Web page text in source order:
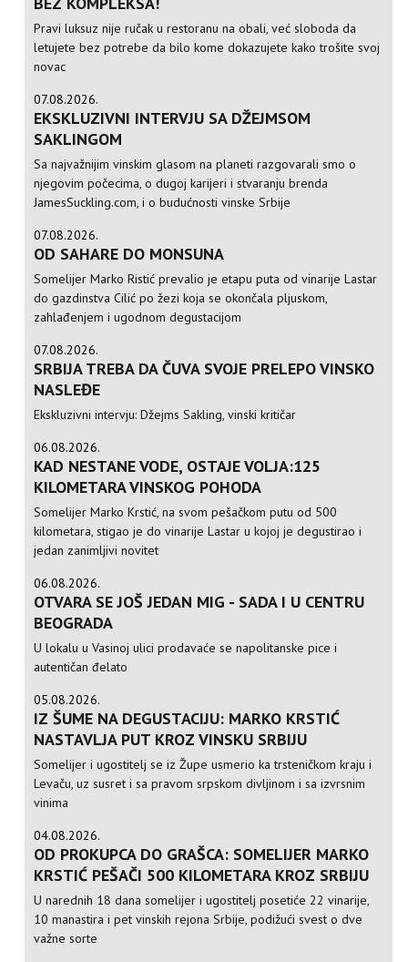
Pravi luksuz nije ručak u restoranu na obali, već sloboda da
letujete bez potrebe da bilo kome dokazujete kako trošite svoj
novac
07.08.2026.
EKSKLUZIVNI INTERVJU SA DŽEJMSOM
SAKLINGOM
Sa najvažnijim vinskim glasom na planeti razgovarali smo o
njegovim počecima, o dugoj karijeri i stvaranju brenda
JamesSuckling.com, i o budućnosti vinske Srbije
07.08.2026.
OD SAHARE DO MONSUNA
Somelijer Marko Ristić prevalio je etapu puta od vinarije Lastar
do gazdinstva Cilić po žezi koja se okončala pljuskom,
zahlađenjem i ugodnom degustacijom
07.08.2026.
SRBIJA TREBA DA ČUVA SVOJE PRELEPO VINSKO
NASLEĐE
Ekskluzivni intervju: Džejms Sakling, vinski kritičar
06.08.2026.
KAD NESTANE VODE, OSTAJE VOLJA:125
KILOMETARA VINSKOG POHODA
Somelijer Marko Krstić, na svom pešačkom putu od 500
kilometara, stigao je do vinarije Lastar u kojoj je degustirao i
jedan zanimljivi novitet
06.08.2026.
OTVARA SE JOŠ JEDAN MIG - SADA I U CENTRU
BEOGRADA
U lokalu u Vasinoj ulici prodavaće se napolitanske pice i
autentičan đelato
05.08.2026.
IZ ŠUME NA DEGUSTACIJU: MARKO KRSTIĆ
NASTAVLJA PUT KROZ VINSKU SRBIJU
Somelijer i ugostitelj se iz Župe usmerio ka trsteničkom kraju i
Levaču, uz susret i sa pravom srpskom divljinom i sa izvrsnim
vinima
04.08.2026.
OD PROKUPCA DO GRAŠCA: SOMELIJER MARKO
KRSTIĆ PEŠAČI 500 KILOMETARA KROZ SRBIJU
U narednih 18 dana somelijer i ugostitelj posetiće 22 vinarije,
10 manastira i pet vinskih rejona Srbije, podižući svest o dve
važne sorte